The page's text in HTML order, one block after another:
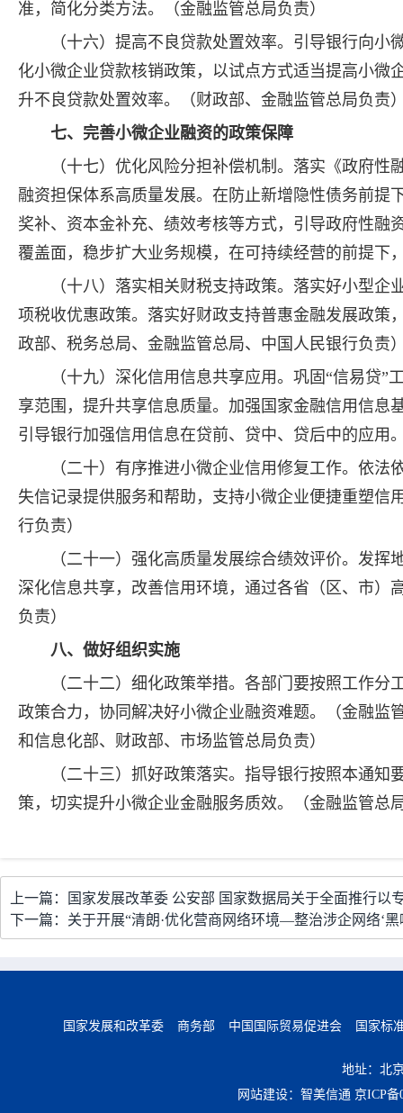
准，简化分类方法。（金融监管总局负责）
（十六）提高不良贷款处置效率。引导银行向
化小微企业贷款核销政策，以试点方式适当提高小微
升不良贷款处置效率。（财政部、金融监管总局负责
七、完善小微企业融资的政策保障
（十七）优化风险分担补偿机制。落实《政府
融资担保体系高质量发展。在防止新增隐性债务前提
奖补、资本金补充、绩效考核等方式，引导政府性融
覆盖面，稳步扩大业务规模，在可持续经营的前提下
（十八）落实相关财税支持政策。落实好小型
项税收优惠政策。落实好财政支持普惠金融发展政策
政部、税务总局、金融监管总局、中国人民银行负责
（十九）深化信用信息共享应用。巩固“信易贷
享范围，提升共享信息质量。加强国家金融信用信息
引导银行加强信用信息在贷前、贷中、贷后中的应用
（二十）有序推进小微企业信用修复工作。依
失信记录提供服务和帮助，支持小微企业便捷重塑信
行负责）
（二十一）强化高质量发展综合绩效评价。发
深化信息共享，改善信用环境，通过各省（区、市）
负责）
八、做好组织实施
（二十二）细化政策举措。各部门要按照工作
政策合力，协同解决好小微企业融资难题。（金融监
和信息化部、财政部、市场监管总局负责）
（二十三）抓好政策落实。指导银行按照本通
策，切实提升小微企业金融服务质效。（金融监管总
上一篇：国家发展改革委 公安部 国家数据局关于全面推行
下一篇：关于开展“清朗·优化营商网络环境—整治涉企网络‘黑
国家发展和改革委 商务部 中国国际贸易促进会 国家标
地址：北
网站建设：智美信通 京ICP备